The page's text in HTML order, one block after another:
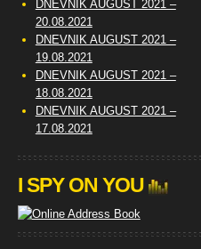
DNEVNIK AUGUST 2021 –
20.08.2021
DNEVNIK AUGUST 2021 –
19.08.2021
DNEVNIK AUGUST 2021 –
18.08.2021
DNEVNIK AUGUST 2021 –
17.08.2021
I SPY ON YOU